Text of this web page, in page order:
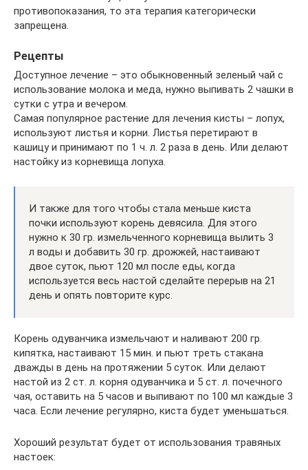
противопоказания, то эта терапия категорически
запрещена.
Рецепты
Доступное лечение – это обыкновенный зеленый чай с
использование молока и меда, нужно выпивать 2 чашки в
сутки с утра и вечером.
Самая популярное растение для лечения кисты – лопух,
используют листья и корни. Листья перетирают в
кашицу и принимают по 1 ч. л. 2 раза в день. Или делают
настойку из корневища лопуха.
И также для того чтобы стала меньше киста
почки используют корень девясила. Для этого
нужно к 30 гр. измельченного корневища вылить 3
л воды и добавить 30 гр. дрожжей, настаивают
двое суток, пьют 120 мл после еды, когда
используется весь настой сделайте перерыв на 21
день и опять повторите курс.
Корень одуванчика измельчают и наливают 200 гр.
кипятка, настаивают 15 мин. и пьют треть стакана
дважды в день на протяжении 5 суток. Или делают
настой из 2 ст. л. корня одуванчика и 5 ст. л. почечного
чая, оставить на 5 часов и выпивают по 100 мл каждые 3
часа. Если лечение регулярно, киста будет уменьшаться.
Хороший результат будет от использования травяных
настоек: